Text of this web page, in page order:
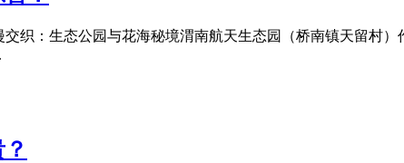
织：生态公园与花海秘境渭南航天生态园（桥南镇天留村